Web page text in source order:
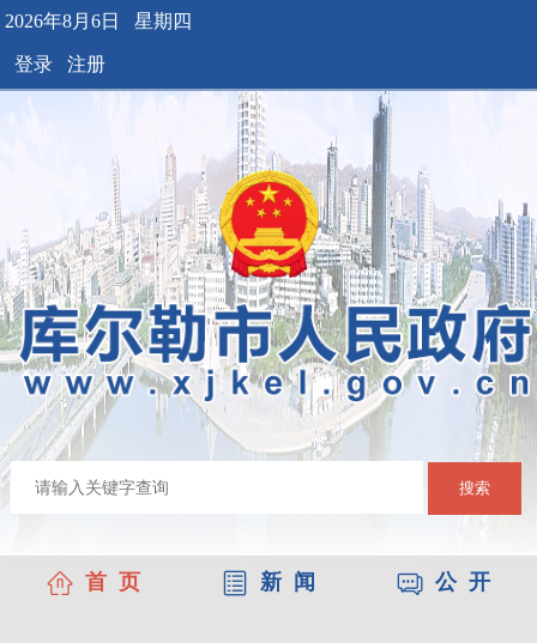
2026年8月6日 星期四
登录 注册
搜索
首 页 新 闻 公 开